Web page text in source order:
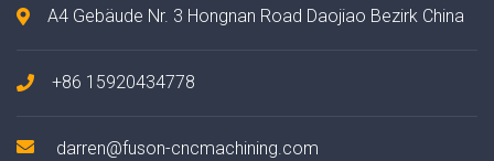
A4 Gebäude Nr. 3 Hongnan Road Daojiao Bezirk China
+86 15920434778
darren@fuson-cncmachining.com